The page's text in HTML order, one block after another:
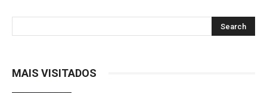
MAIS VISITADOS